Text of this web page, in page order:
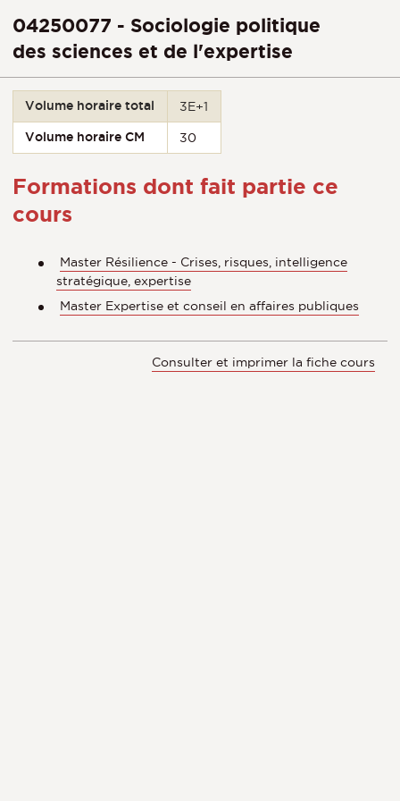
04250077 - Sociologie politique
des sciences et de l'expertise
Volume horaire total 3E+1
Volume horaire CM 30
Formations dont fait partie ce
cours
Master Résilience - Crises, risques, intelligence
stratégique, expertise
Master Expertise et conseil en affaires publiques
Consulter et imprimer la fiche cours